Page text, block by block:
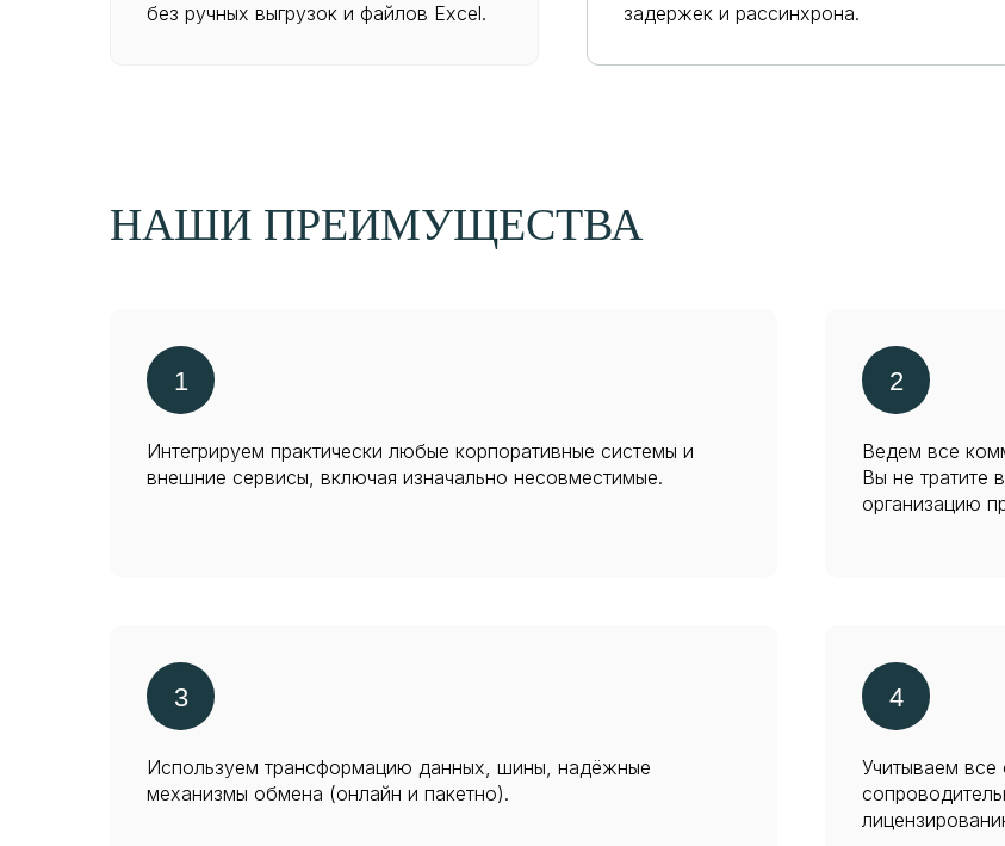
без ручных выгрузок и файлов Excel.
задержек и рассинхрона.
НАШИ ПРЕИМУЩЕСТВА
Интегрируем практически любые корпоративные системы и
внешние сервисы, включая изначально несовместимые.
Ведем все
Вы не тратите
организацию
Используем трансформацию данных, шины, надёжные
механизмы обмена (онлайн и пакетно).
Учитываем все